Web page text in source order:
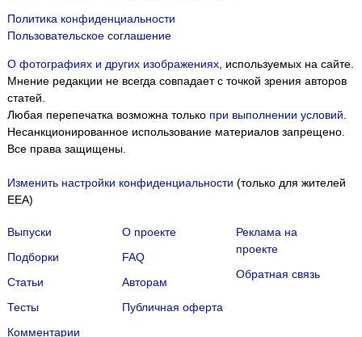
Политика конфиденциальности
Пользовательское соглашение
О фотографиях и других изображениях, используемых на сайте.
Мнение редакции не всегда совпадает с точкой зрения авторов
статей.
Любая перепечатка возможна только при выполнении условий.
Несанкционированное использование материалов запрещено.
Все права защищены.
Изменить настройки конфиденциальности (только для жителей
EEA)
Выпуски
Подборки
Статьи
Тесты
Комментарии
О проекте
FAQ
Авторам
Публичная оферта
Реклама на
проекте
Обратная связь